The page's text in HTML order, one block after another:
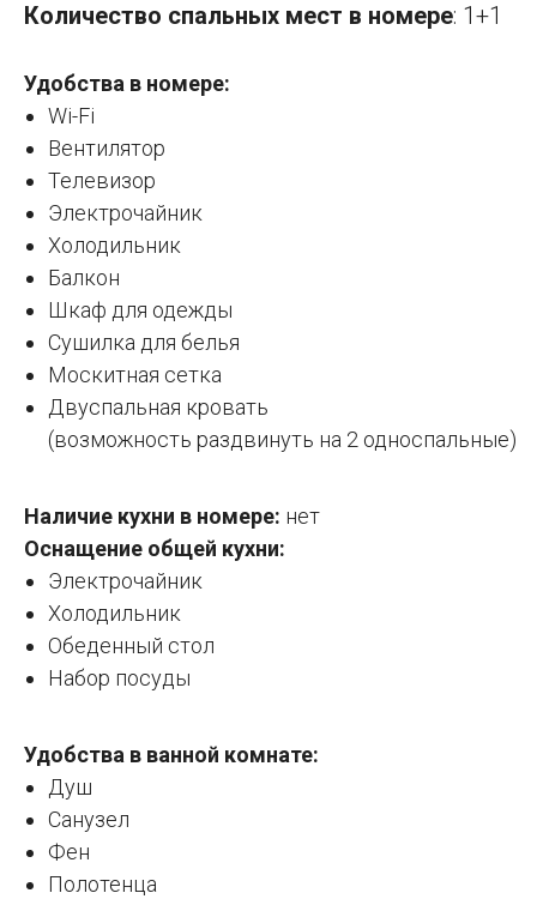
Количество спальных мест в номере: 1+1
Удобства в номере:
Wi-Fi
Вентилятор
Телевизор
Электрочайник
Холодильник
Балкон
Шкаф для одежды
Сушилка для белья
Москитная сетка
Двуспальная кровать
(возможность раздвинуть на 2 односпальные)
Наличие кухни в номере: нет
Оснащение общей кухни:
Электрочайник
Холодильник
Обеденный стол
Набор посуды
Удобства в ванной комнате:
Душ
Санузел
Фен
Полотенца